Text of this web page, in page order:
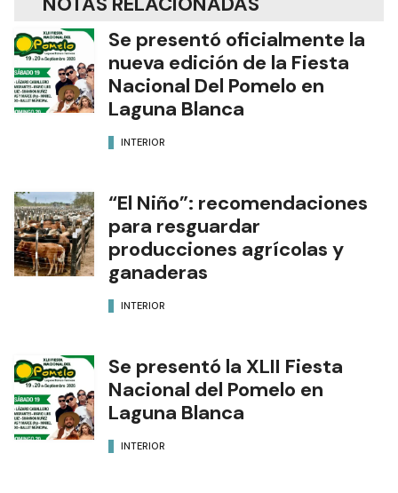
Se presentó oficialmente la
nueva edición de la Fiesta
Nacional Del Pomelo en
Laguna Blanca
INTERIOR
“El Niño”: recomendaciones
para resguardar
producciones agrícolas y
ganaderas
INTERIOR
Se presentó la XLII Fiesta
Nacional del Pomelo en
Laguna Blanca
INTERIOR